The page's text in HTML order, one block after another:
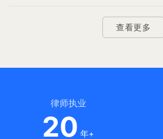
查看更多
律师执业
20 年+